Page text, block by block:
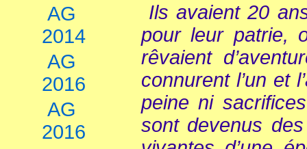
AG
2014
AG
2016
AG
2016
Ils avaient 20
pour leur patrie,
rêvaient
connurent l’un et
peine ni
sont devenus